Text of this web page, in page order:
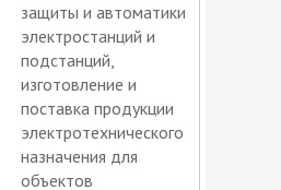
защиты и автоматики
электростанций и
подстанций,
изготовление и
поставка продукции
электротехнического
назначения для
объектов